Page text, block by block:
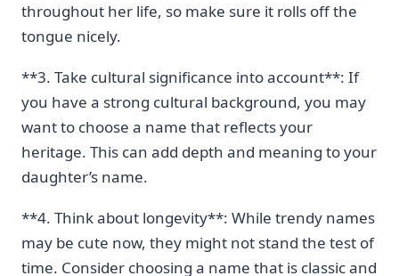
throughout her life, so make sure it rolls off the
tongue nicely.
**3. Take cultural ⁢significance into account**: If
you have a strong cultural background, you may
want to choose ​a name that ⁣reflects your
heritage. This can add​ depth and meaning to your
daughter’s name.
**4. Think about longevity**: While trendy names
may⁤ be cute now, they might not stand the test⁤ of
time. Consider choosing a name that is⁢ classic and